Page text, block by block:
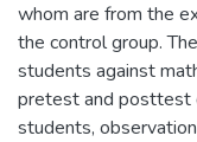
whom are from the
the control group.
students against
pretest and posttest
students,